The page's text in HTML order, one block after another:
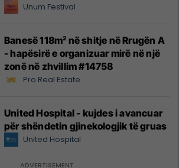
Unum Festival
Banesë 118m² në shitje në Rrugën A
- hapësirë e organizuar mirë në një
zonë në zhvillim #14758
Pro Real Estate
United Hospital - kujdes i avancuar
për shëndetin gjinekologjik të gruas
United Hospital